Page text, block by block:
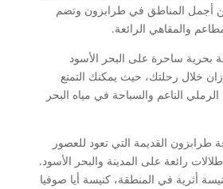
أجمل المناطق في طرابزون وتضم
والمقاهي الرائعة.
بحرية ساحرة على البحر الأسود
خلال رحلتك، حيث يمكنك التمتع
الناعم والسباحة في مياه البحر
طرابزون القديمة التي تعود للعصور
رائعة على المدينة والبحر الأسود.
أثرية في المنطقة، كنيسة أيا صوفيا